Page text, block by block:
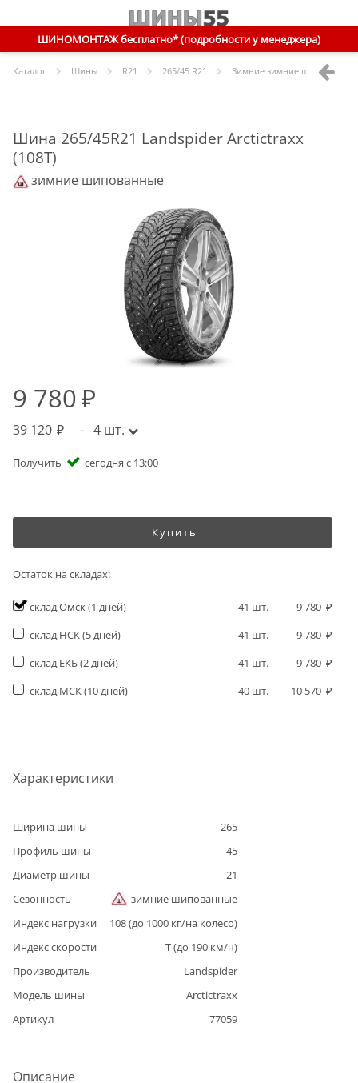
ШИНОМОНТАЖ бесплатно* (подробности у менеджера)
Каталог Шины R21 265/45 R21 Зимние зимние шипованные
Шина 265/45R21 Landspider Arctictraxx
(108T)
зимние шипованные
Характеристики
Ширина шины
265
Профиль шины
45
Диаметр шины
21
Сезонность
зимние шипованные
Индекс нагрузки
108(до 1000 кг/на колесо)
Индекс скорости
T(до 190 км/ч)
Производитель
Landspider
Модель шины
Arctictraxx
Артикул
77059
9 780
39 120 - 4 шт.
Получить сегодня с 13:00
Купить
Остаток на складах:
склад Омск (1 дней) 41 шт.
9 780
склад НСК(5 дней) 41 шт.
9 780
склад ЕКБ(2 дней) 41 шт.
9 780
склад МСК(10 дней) 40 шт. 10 570
Описание